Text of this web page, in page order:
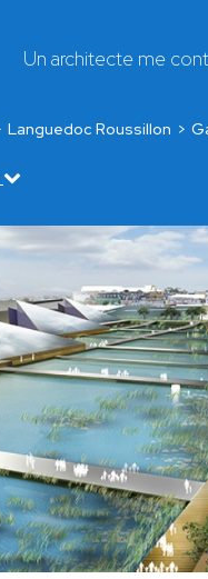
Un architecte me
Languedoc Roussillon